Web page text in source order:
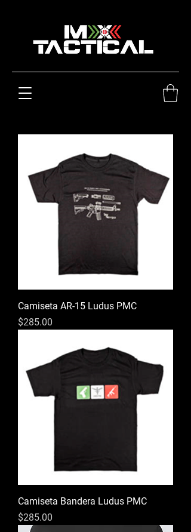
Camiseta AR-15 Ludus PMC
Precio
$285.00
Camiseta Bandera Ludus PMC
Precio
$285.00